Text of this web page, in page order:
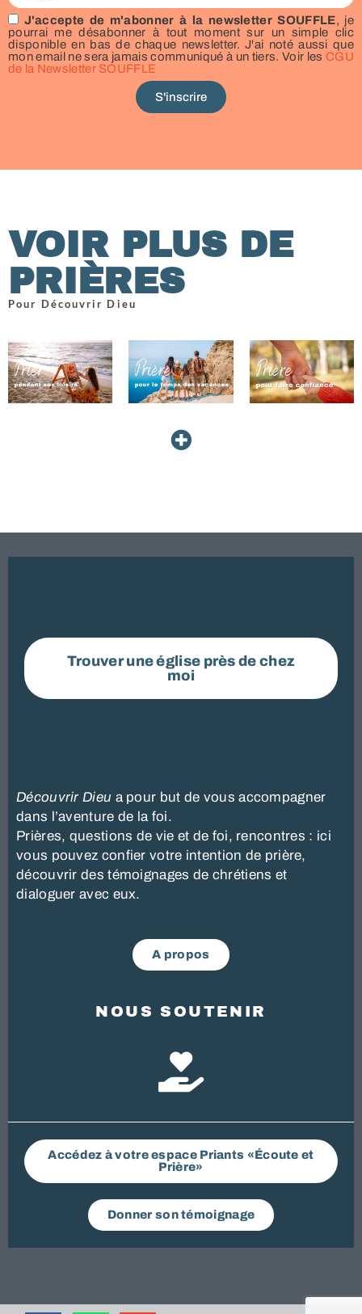
J'accepte de m'abonner à la newsletter SOUFFLE, je
pourrai me désabonner à tout moment sur un simple clic
disponible en bas de chaque newsletter. J'ai noté aussi que
mon email ne sera jamais communiqué à un tiers. Voir les CGU
de la Newsletter SOUFFLE
S'inscrire
VOIR PLUS DE
PRIÈRES
Pour Découvrir Dieu
Trouver une église près de chez
moi
DécouvrirDieu a pour but de vous accompagner
dans l’aventure de la foi.
Prières, questions de vie et de foi, rencontres : ici
vous pouvez confier votre intention de prière,
découvrir des témoignages de chrétiens et
dialoguer avec eux.
A propos
NOUS SOUTENIR
Accédez à votre espace Priants «Écoute et
Prière»
Donner son témoignage